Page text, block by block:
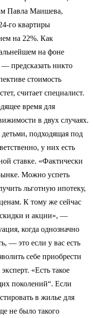
Павла Маишева,
го квартиры
на 22%. Как
на фоне
предсказать никто
стоимость
считает специалист.
время для
в двух случаях.
подходящая под
у них есть
ставке. «Фактически
Можно успеть
льготную ипотеку,
К тому же сейчас
и акции», —
когда однозначно
— это если у вас есть
себе приобрести
«Есть такое
поколений“. Если
в жилье для
не было такого